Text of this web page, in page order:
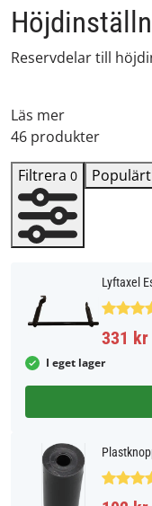
Reservdelar till
Läs mer
46 produkter
Filtrera 0 Populärt
Lyftaxel
331 kr
I eget lager